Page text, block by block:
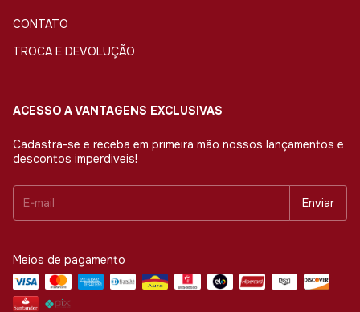
CONTATO
TROCA E DEVOLUÇÃO
ACESSO A VANTAGENS EXCLUSIVAS
Cadastra-se e receba em primeira mão nossos lançamentos e
descontos imperdiveis!
Meios de pagamento